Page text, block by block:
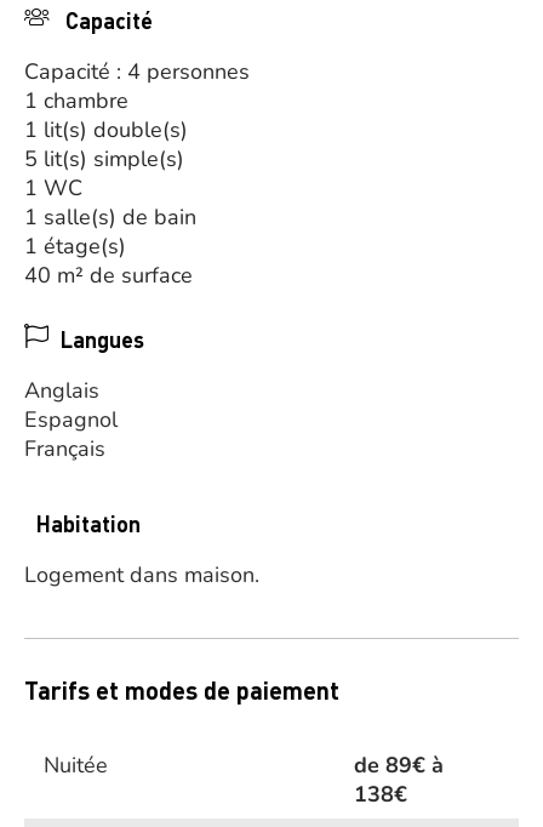
Capacité
Capacité : 4 personnes
1 chambre
1 lit(s) double(s)
5 lit(s) simple(s)
1 WC
1 salle(s) de bain
1 étage(s)
40 m² de surface
Langues
Anglais
Espagnol
Français
Habitation
Logement dans maison.
Tarifs et modes de paiement
Nuitée
de 89€ à
138€